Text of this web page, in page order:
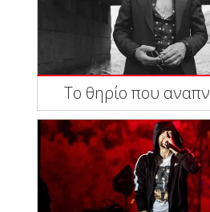
To θηρίο που